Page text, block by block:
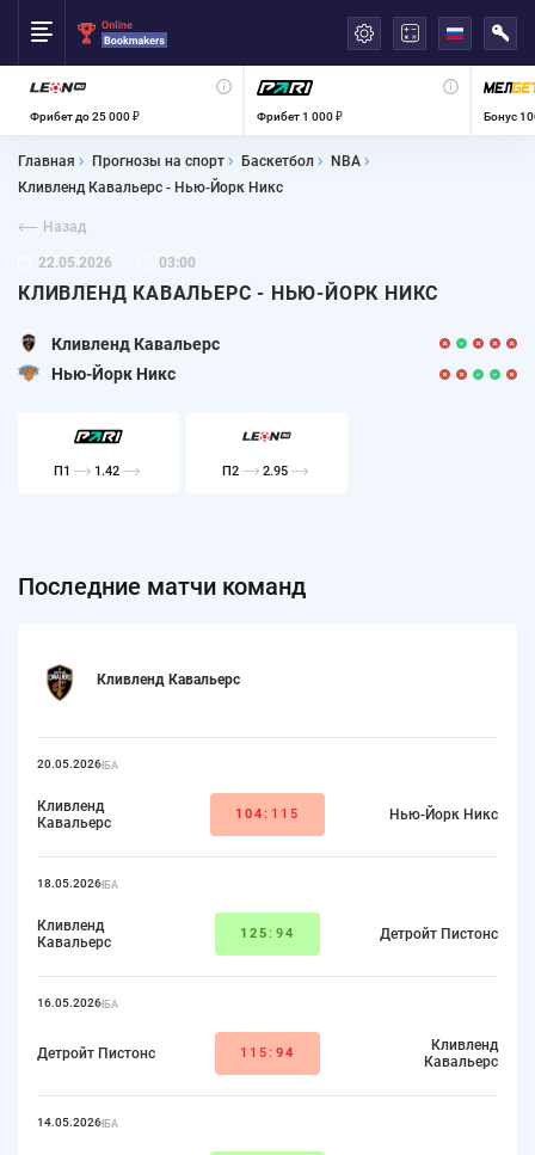
Фрибет до 25 000 ₽ Фрибет 1 000 ₽ Бонус
Главная Прогнозы на спорт Баскетбол
NBA
Кливленд Кавальерс - Нью-Йорк Никс
Назад
22.05.2026 03:00
КЛИВЛЕНД КАВАЛЬЕРС - НЬЮ-ЙОРК НИКС
Кливленд Кавальерс
Нью-Йорк Никс
П1 1.42 П2 2.95
Последние матчи команд
Кливленд Кавальерс
20.05.2026НБА
Кливленд
Кавальерс
104:115 Нью-Йорк Никс
18.05.2026НБА
Кливленд
Кавальерс
125:94 Детройт Пистонс
16.05.2026НБА
Детройт Пистонс 115: 94
Кливленд
Кавальерс
14.05.2026НБА